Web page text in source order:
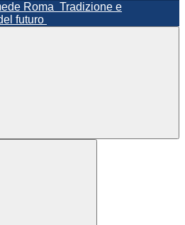
Roma Tradizione e
futuro